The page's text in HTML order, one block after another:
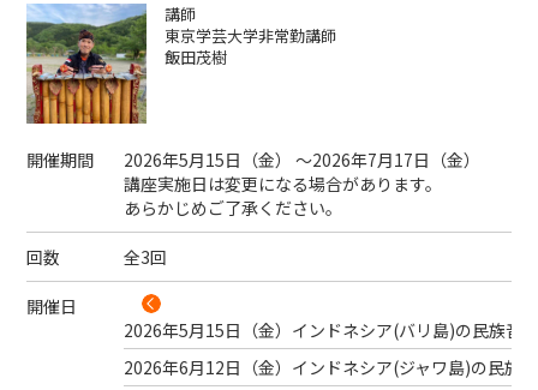
講師
東京学芸大学非常勤講師
飯田茂樹
開催期間 2026年5月15日（金） ～2026年7月17日（金）
講座実施日は変更になる場合があります。
あらかじめご了承ください。
回数 全3回
開催日
2026年5月15日（金） インドネシア(バリ島)の民族音
2026年6月12日（金） インドネシア(ジャワ島)の民族